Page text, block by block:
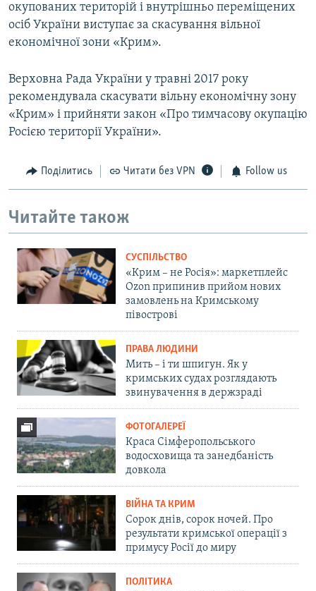
окупованих територій і внутрішньо переміщених
осіб України виступає за скасування вільної
економічної зони «Крим».
Верховна Рада України у травні 2017 року
рекомендувала скасувати вільну економічну зону
«Крим» і прийняти закон «Про тимчасову окупацію
Росією території України».
Поділитись Читати без VPN Follow us
Читайте також
СУСПІЛЬСТВО
«Крим – не Росія»: маркетплейс
Ozon припинив прийом нових
замовлень на Кримському
півострові
ПРАВА ЛЮДИНИ
Мить – і ти шпигун. Як у
кримських судах розглядають
звинувачення в держзраді
ФОТОГАЛЕРЕЇ
Краса Сімферопольського
водосховища та занедбаність
довкола
ВІЙНА ТА КРИМ
Сорок днів, сорок ночей. Про
результати кримської операції з
примусу Росії до миру
ПОЛІТИКА